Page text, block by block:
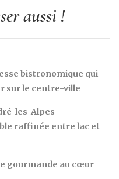
aussi !
bistronomique qui
sur le centre-ville
les-Alpes –
raffinée entre lac et
gourmande au cœur